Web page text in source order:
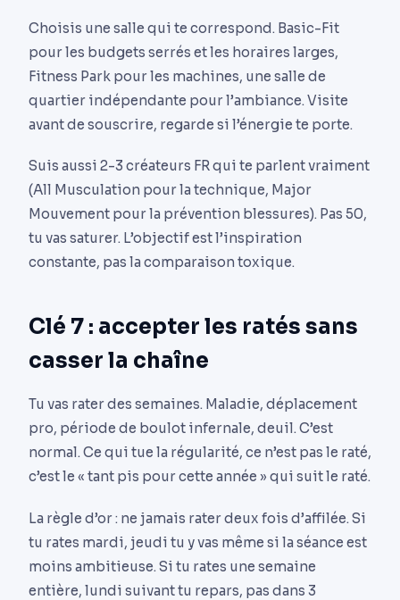
Choisis une salle qui te correspond. Basic-Fit
pour les budgets serrés et les horaires larges,
Fitness Park pour les machines, une salle de
quartier indépendante pour l’ambiance. Visite
avant de souscrire, regarde si l’énergie te porte.
Suis aussi 2-3 créateurs FR qui te parlent vraiment
(All Musculation pour la technique, Major
Mouvement pour la prévention blessures). Pas 50,
tu vas saturer. L’objectif est l’inspiration
constante, pas la comparaison toxique.
Clé 7 : accepter les ratés sans
casser la chaîne
Tu vas rater des semaines. Maladie, déplacement
pro, période de boulot infernale, deuil. C’est
normal. Ce qui tue la régularité, ce n’est pas le raté,
c’est le « tant pis pour cette année » qui suit le raté.
La règle d’or : ne jamais rater deux fois d’affilée. Si
tu rates mardi, jeudi tu y vas même si la séance est
moins ambitieuse. Si tu rates une semaine
entière, lundi suivant tu repars, pas dans 3